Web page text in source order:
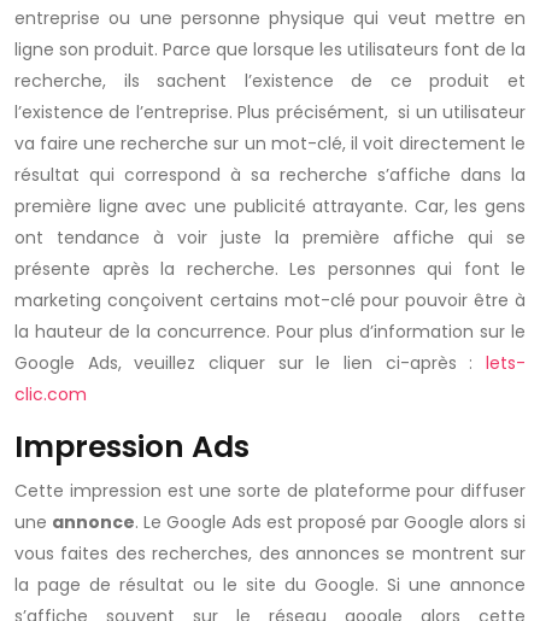
entreprise ou une personne physique qui veut mettre en
ligne son produit. Parce que lorsque les utilisateurs font de la
recherche, ils sachent l’existence de ce produit et
l’existence de l’entreprise. Plus précisément, si un utilisateur
va faire une recherche sur un mot-clé, il voit directement le
résultat qui correspond à sa recherche s’affiche dans la
première ligne avec une publicité attrayante. Car, les gens
ont tendance à voir juste la première affiche qui se
présente après la recherche. Les personnes qui font le
marketing conçoivent certains mot-clé pour pouvoir être à
la hauteur de la concurrence. Pour plus d’information sur le
Google Ads, veuillez cliquer sur le lien ci-après : lets-
clic.com
Impression Ads
Cette impression est une sorte de plateforme pour diffuser
une annonce. Le Google Ads est proposé par Google alors si
vous faites des recherches, des annonces se montrent sur
la page de résultat ou le site du Google. Si une annonce
s’affiche souvent sur le réseau google alors cette